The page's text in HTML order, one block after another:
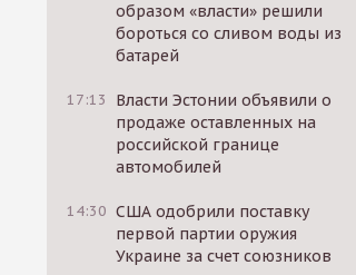
образом «власти» решили
бороться со сливом воды из
батарей
17:13
Власти Эстонии объявили о
продаже оставленных на
российской границе
автомобилей
14:30 США одобрили поставку
первой партии оружия
Украине за счет союзников